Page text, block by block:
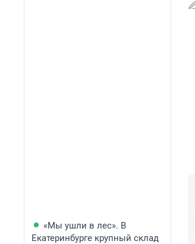
«Мы ушли в лес». В
Екатеринбурге крупный склад